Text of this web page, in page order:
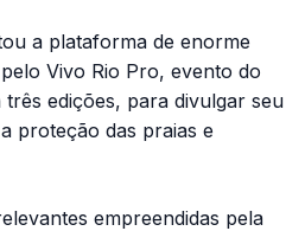
a plataforma de enorme
Vivo Rio Pro, evento do
edições, para divulgar seu
proteção das praias e
empreendidas pela